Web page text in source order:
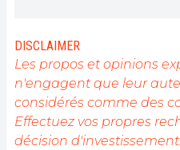
rédacteur, il aspire à
travail de haute qualité
dans son ensemble.
DISCLAIMER
Les propos et opinions
n'engagent que leur
considérés comme des
Effectuez vos propres
décision d'investissement.